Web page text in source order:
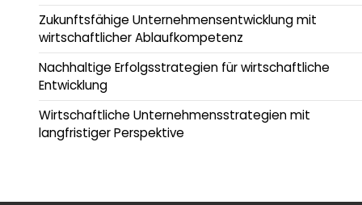
Zukunftsfähige Unternehmensentwicklung mit
wirtschaftlicher Ablaufkompetenz
Nachhaltige Erfolgsstrategien für wirtschaftliche
Entwicklung
Wirtschaftliche Unternehmensstrategien mit
langfristiger Perspektive